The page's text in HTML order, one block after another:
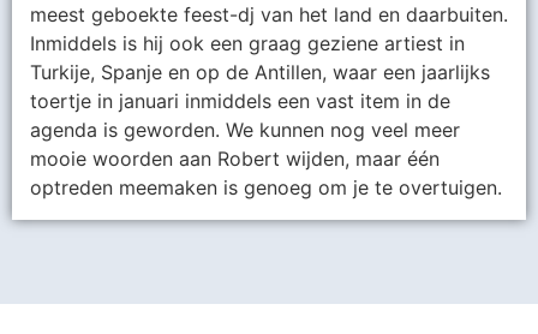
meest geboekte feest-dj van het land en daarbuiten.
Inmiddels is hij ook een graag geziene artiest in
Turkije, Spanje en op de Antillen, waar een jaarlijks
toertje in januari inmiddels een vast item in de
agenda is geworden. We kunnen nog veel meer
mooie woorden aan Robert wijden, maar één
optreden meemaken is genoeg om je te overtuigen.